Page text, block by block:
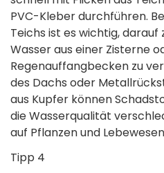
PVC-Kleber durchführen.
Teichs ist es wichtig, darauf
Wasser aus einer Zisterne
Regenauffangbecken zu
des Dachs oder
aus Kupfer können
die Wasserqualität
auf Pflanzen und
Tipp 4